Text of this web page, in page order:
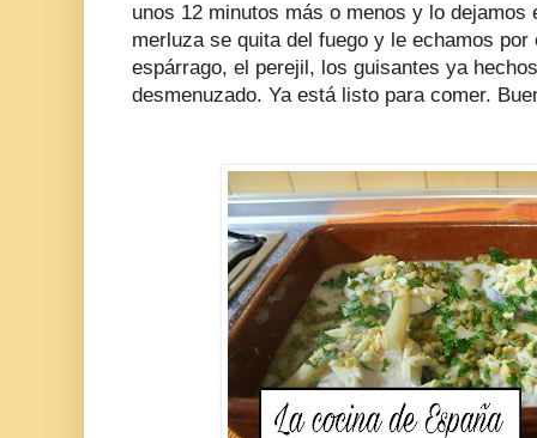
unos 12 minutos más o menos y lo dejamos
merluza se quita del fuego y le echamos
espárrago, el perejil, los guisantes ya
desmenuzado. Ya está listo para comer.